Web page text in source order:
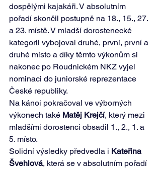
dospělými kajakáři. V absolutním
pořadí skončil postupně na 18., 15., 27.
a 23. místě. V mladší dorostenecké
kategorii vybojoval druhé, první, první a
druhé místo a díky těmto výkonům si
nakonec po Roudnickém NKZ vyjel
nominaci do juniorské reprezentace
České republiky.
Na kánoi pokračoval ve výborných
výkonech také Matěj Krejčí, který mezi
mladšími dorostenci obsadil 1., 2., 1. a
5. místo.
Solidní výsledky předvedla i Kateřina
Švehlová, která se v absolutním pořadí